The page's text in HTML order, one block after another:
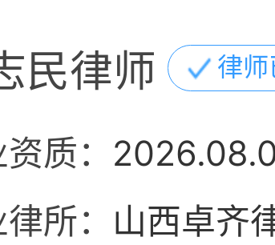
民律师 律师
质：
所： 山西卓齐